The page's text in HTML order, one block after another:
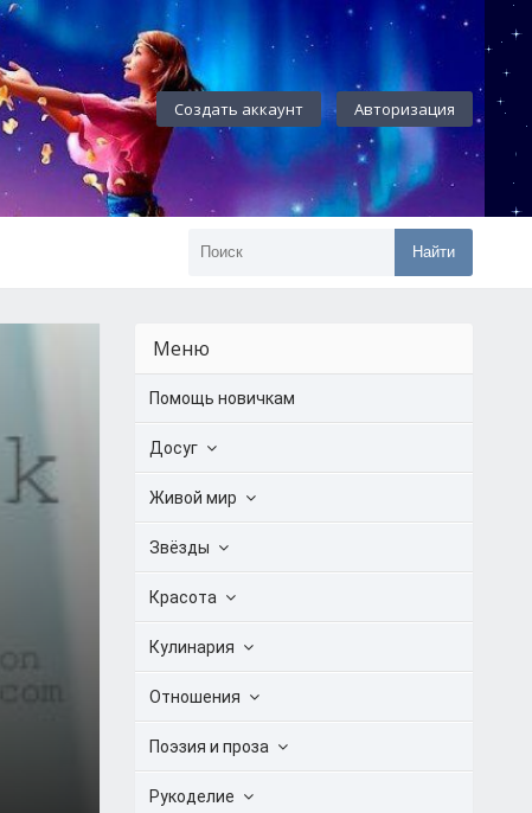
Создать аккаунт Авторизация
Найти
Меню
Помощь новичкам
Досуг
Живой мир
Звёзды
Красота
Кулинария
Отношения
Поэзия и проза
Рукоделие